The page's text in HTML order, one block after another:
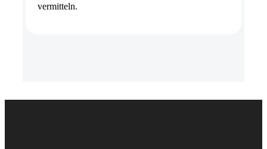
vermitteln.